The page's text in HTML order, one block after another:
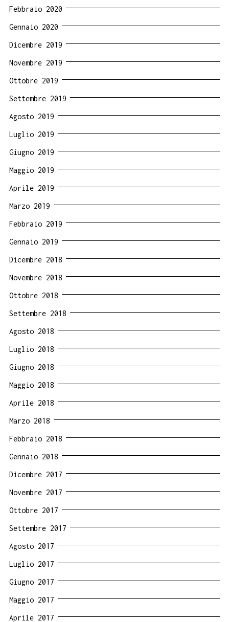
Febbraio 2020
Gennaio 2020
Dicembre 2019
Novembre 2019
Ottobre 2019
Settembre 2019
Agosto 2019
Luglio 2019
Giugno 2019
Maggio 2019
Aprile 2019
Marzo 2019
Febbraio 2019
Gennaio 2019
Dicembre 2018
Novembre 2018
Ottobre 2018
Settembre 2018
Agosto 2018
Luglio 2018
Giugno 2018
Maggio 2018
Aprile 2018
Marzo 2018
Febbraio 2018
Gennaio 2018
Dicembre 2017
Novembre 2017
Ottobre 2017
Settembre 2017
Agosto 2017
Luglio 2017
Giugno 2017
Maggio 2017
Aprile 2017